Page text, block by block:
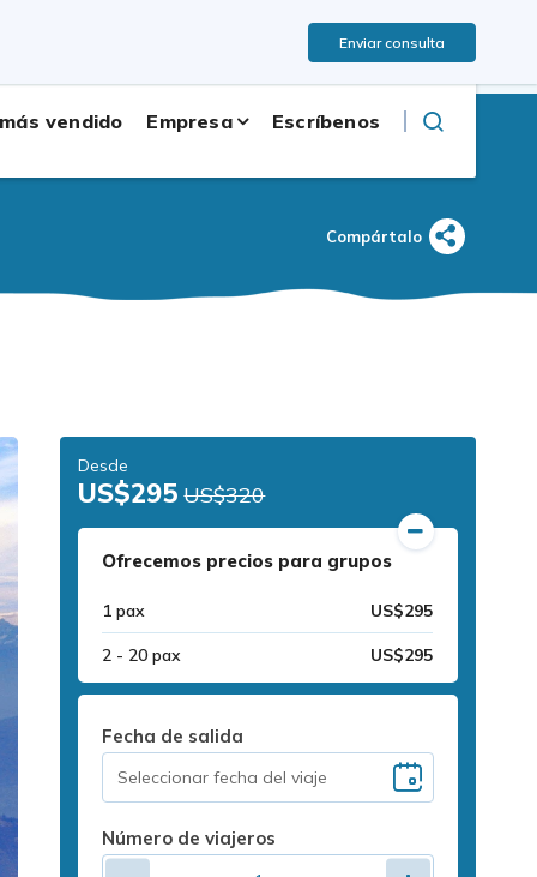
vendido Empresa Escríbenos
Compártalo
Enviar consulta
Desde
US$295 US$320
Ofrecemos precios para grupos
1 pax US$295
2 - 20 pax US$295
Fecha de salida
Número de viajeros